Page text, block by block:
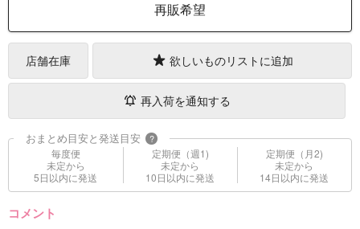
再販希望
店舗在庫 欲しいものリストに追加
再入荷を通知する
おまとめ目安と発送目安 ?
毎度便
未定から
5日以内に発送
定期便（週1)
未定から
10日以内に発送
定期便（月2)
未定から
14日以内に発送
コメント